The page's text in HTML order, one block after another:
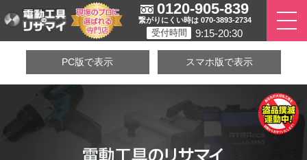
0120-905-839
繋がりにくい時は 070-3893-2734
受付時間 9:15-20:30
PC版で表示 スマホ版で表示